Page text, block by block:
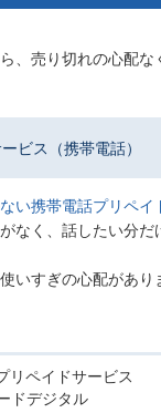
、売り切れの心配な
ビス（携帯電話）
い携帯電話プリペイ
なく、話したい分だ
いすぎの心配があり
リペイドサービス
ドデジタル